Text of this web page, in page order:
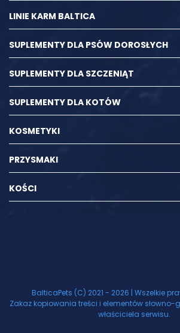
LINIE KARM BALTICA
SUPLEMENTY DLA PSÓW DOROSŁYCH
SUPLEMENTY DLA SZCZENIĄT
SUPLEMENTY DLA KOTÓW
KOSMETYKI
PRZYSMAKI
KOŚCI
BalticaPets (C) 2021 - 2026 | Wszelkie
Zakaz kopiowania treści i elementów
właściciela serwisu.